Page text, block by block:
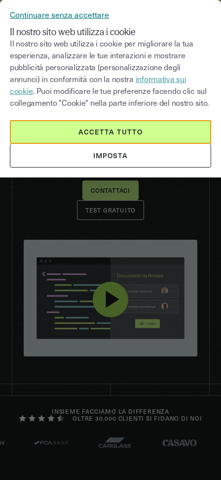
CONTATTACI
API
Firma elettronica e verifica
integrate nelle tue
soluzioni
Integra facilmente la firma elettronica e la verifica
dei documenti in tutti i tuoi strumenti o
CONTATTACI
INSIEME FACCIAMO LA DIFFERENZA
OLTRE 30.000 CLIENTI SI FIDANO DI NOI
Continuare senza accettare
Il nostro sito web utilizza i cookie
Il nostro sito web utilizza i cookie per migliorare la tua
esperienza, analizzare le tue interazioni e mostrare
pubblicità personalizzata (personalizzazione degli
annunci) in conformità con la nostra informativa sui
cookie. Puoi modificare le tue preferenze facendo clic sul
collegamento "Cookie" nella parte inferiore del nostro sito.
IMPOSTA
ACCETTA TUTTO